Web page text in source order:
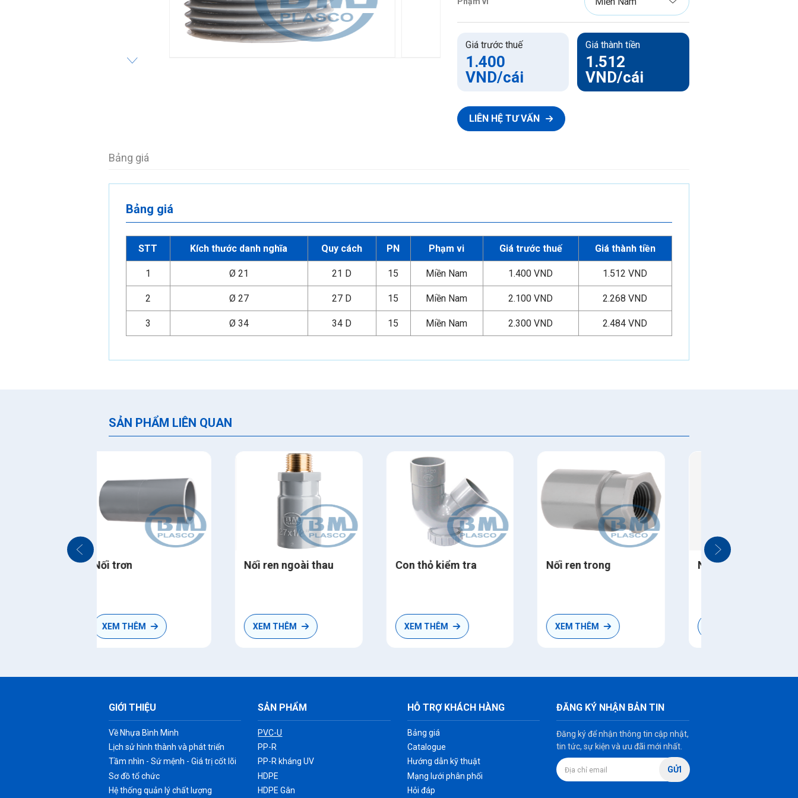
Ống luồn dây điện PVC-U
Giá trước thuế
1.400
VND/cái
Giá thành tiền
1.512
VND/cái
LIÊN HỆ TƯ VẤN
Bảng giá
Bảng giá
STT Kích thước danh nghĩa Quy cách PN Phạm vi Giá trước thuế Giá thành tiền
1 Ø 21 21 D 15 Miền Nam 1.400 VND 1.512 VND
2 Ø 27 27 D 15 Miền Nam 2.100 VND 2.268 VND
3 Ø 34 34 D 15 Miền Nam 2.300 VND 2.484 VND
SẢN PHẨM LIÊN QUAN
XEM THÊM
Con thỏ kiểm tra
XEM THÊM
Nối ren trong
XEM THÊM
Nối ren trong thau
XEM THÊM
GIỚI THIỆU
Về Nhựa Bình Minh
Lịch sử hình thành và phát triển
Tầm nhìn - Sứ mệnh - Giá trị cốt lõi
Sơ đồ tổ chức
Hệ thống quản lý chất lượng
SẢN PHẨM
PVC-U
PP-R
PP-R kháng UV
HDPE
HDPE Gân
HỖ TRỢ KHÁCH HÀNG
Bảng giá
Catalogue
Hướng dẫn kỹ thuật
Mạng lưới phân phối
Hỏi đáp
ĐĂNG KÝ NHẬN BẢN TIN
Đăng ký để nhận thông tin cập nhật,
tin tức, sự kiện và ưu đãi mới nhất.
GỬI